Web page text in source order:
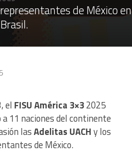
de México en
el FISU América 3×32025
11 naciones del continente
lasAdelitas UACHy los
de México.